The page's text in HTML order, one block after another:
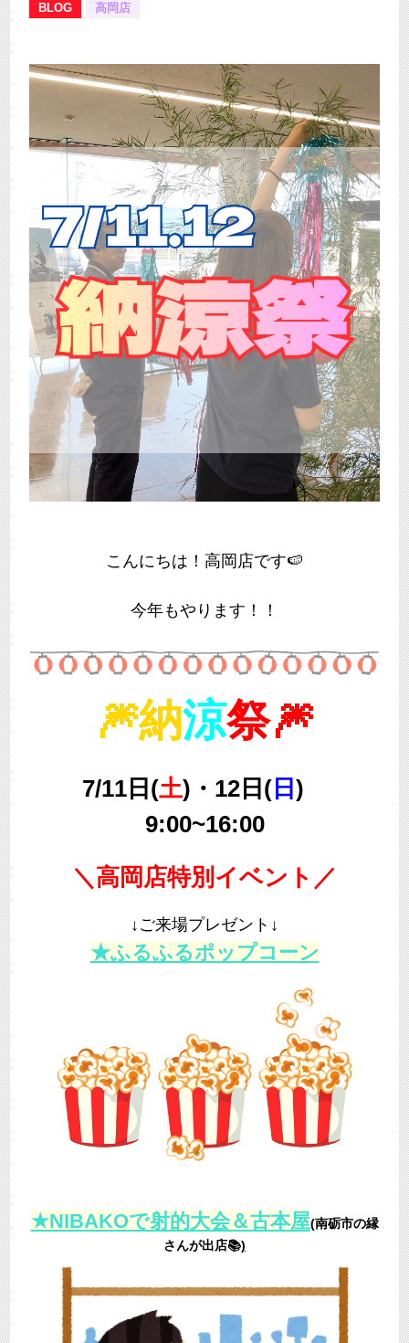
BLOG
高岡店
こんにちは！高岡店です🍉
今年もやります！！
🎆納涼祭🎆
7/11日(土)・12日(日 )
9:00~16:00
＼高岡店特別イベント／
↓ご来場プレゼント↓
★ふるふるポップコーン
★NIBAKOで射的大会＆古本屋(南砺市の縁
さんが出店📚)